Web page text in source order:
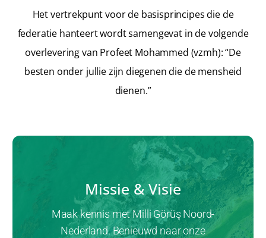
Het vertrekpunt voor de basisprincipes die de
federatie hanteert wordt samengevat in de volgende
overlevering van Profeet Mohammed (vzmh): “De
besten onder jullie zijn diegenen die de mensheid
dienen.”
Missie & Visie
Maak kennis met Milli Görüş Noord-
Nederland. Benieuwd naar onze